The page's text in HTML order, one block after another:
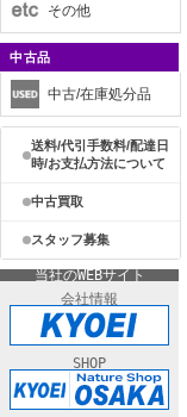
その他
中古品
中古/在庫処分品
送料/代引手数料/配達日
時/お支払方法について
中古買取
スタッフ募集
当社のWEBサイト
会社情報
SHOP